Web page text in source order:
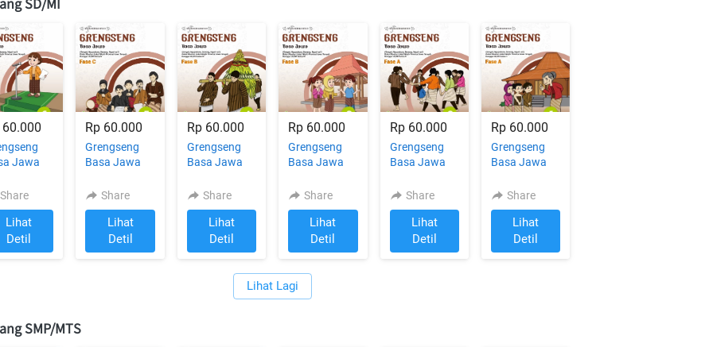
SD/MI
60.000
Jawa
MI
Share
Lihat
Detil
Rp 60.000
Grengseng
Basa Jawa
SD/MIShare
Lihat
Detil
Rp 60.000
Grengseng
Basa Jawa
SD/MIShare
Lihat
Detil
Rp 60.000
Grengseng
Basa Jawa
SD/MIShare
Lihat
Detil
Rp 60.000
Grengseng
Basa Jawa
SD/MIShare
Lihat
Detil
Rp 60.000
Grengseng
Basa Jawa
SD/MIShare
Lihat
Detil
`
Lihat Lagi
SMP/MTS